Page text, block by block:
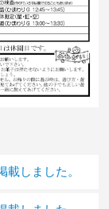
載しました。